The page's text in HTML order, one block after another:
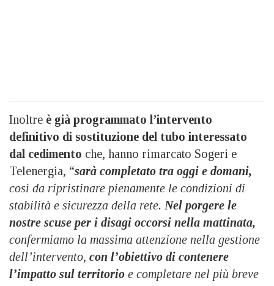
Inoltre è già programmato l’intervento
definitivo di sostituzione del tubo interessato
dal cedimento che, hanno rimarcato Sogeri e
Telenergia, “sarà completato tra oggi e domani,
così da ripristinare pienamente le condizioni di
stabilità e sicurezza della rete. Nel porgere le
nostre scuse per i disagi occorsi nella mattinata,
confermiamo la massima attenzione nella gestione
dell’intervento, con l’obiettivo di contenere
l’impatto sul territorio e completare nel più breve